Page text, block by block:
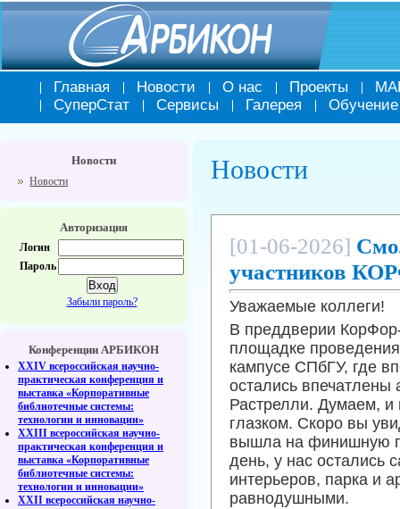
Главная Новости О нас Проекты
СуперСтат
Сервисы Галерея Обучение
Новости
Новости
Авторизация
Логин
Пароль
Забыли пароль?
Конференции АРБИКОН
XXIV всероссийская научно-
практическая конференция и
выставка «Корпоративные
библиотечные системы:
технологии и инновации»
XXIII всероссийская научно-
практическая конференция и
выставка «Корпоративные
библиотечные системы:
технологии и инновации»
XXII всероссийская научно-
Новости
[01-06-2026]
участников
Уважаемые коллеги!
В преддверии
площадке
кампусе СПбГУ, где
остались впечатлены
Растрелли. Думаем, и
глазком. Скоро вы
вышла на финишную
день, у нас остались
интерьеров, парка и
равнодушными.